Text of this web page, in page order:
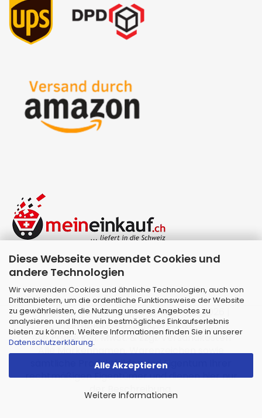
Diese Webseite verwendet Cookies und
andere Technologien
Wir verwenden Cookies und ähnliche Technologien, auch von
Drittanbietern, um die ordentliche Funktionsweise der Website
zu gewährleisten, die Nutzung unseres Angebotes zu
analysieren und Ihnen ein bestmögliches Einkaufserlebnis
bieten zu können. Weitere Informationen finden Sie in unserer
Datenschutzerklärung.
Alle Akzeptieren
Weitere Informationen
Webshop erstellenmit Gambio.de © 2026 |
Template vonJungCreative.
Alle Preise inkl. MwSt. & zzgl. Versandkosten
Alle Markennamen, Warenzeichen sowie
sämtliche Produktbilder sind Eigentum Ihrer
rechtmäßigen Eigentümer und dienen hier nur
der Beschreibung.